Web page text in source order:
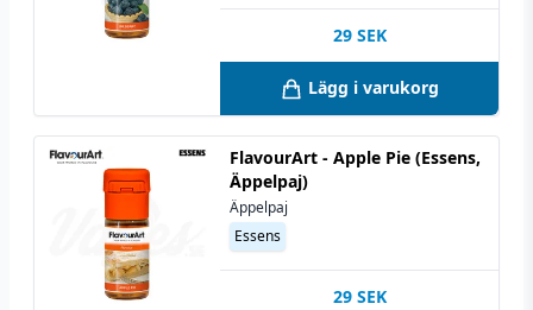
29 SEK
Lägg i varukorg
FlavourArt - Apple Pie (Essens,
Äppelpaj)
Äppelpaj
Essens
29 SEK